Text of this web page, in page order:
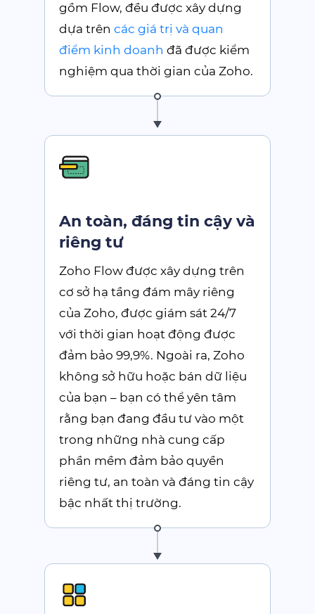
An toàn, đáng tin cậy và
riêng tư
Zoho Flowđược xây dựng trên
cơ sở hạ tầng đám mây riêng
của Zoho, được giám sát 24/7
với thời gian hoạt động được
đảm bảo 99,9%. Ngoài ra, Zoho
không sở hữu hoặc bán dữ liệu
của bạn – bạn có thể yên tâm
rằng bạn đang đầu tư vào một
trong những nhà cung cấp
phần mềm đảm bảo quyền
riêng tư, an toàn và đáng tin cậy
bậc nhất thị trường.
gồm Flow, đều được xây dựng
dựa trên các giá trị và quan
điểm kinh doanh đã được kiểm
nghiệm qua thời gian của Zoho.